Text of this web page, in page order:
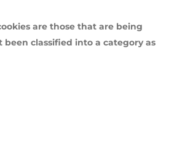
are those that are being
been classified into a category as